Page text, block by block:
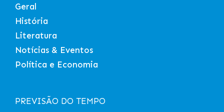
Geral
História
Literatura
Notícias & Eventos
Política e Economia
PREVISÃO DO TEMPO